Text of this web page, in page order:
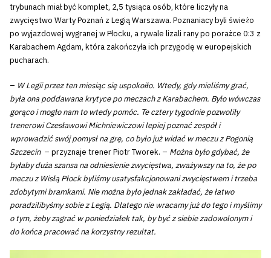
trybunach miał być komplet, 2,5 tysiąca osób, które liczyły na
zwycięstwo Warty Poznań z Legią Warszawa. Poznaniacy byli świeżo
po wyjazdowej wygranej w Płocku, a rywale lizali rany po porażce 0:3 z
Karabachem Agdam, która zakończyła ich przygodę w europejskich
pucharach.
– W Legii przez ten miesiąc się uspokoiło. Wtedy, gdy mieliśmy grać,
była ona poddawana krytyce po meczach z Karabachem. Było wówczas
gorąco i mogło nam to wtedy pomóc. Te cztery tygodnie pozwoliły
trenerowi Czesławowi Michniewiczowi lepiej poznać zespół i
wprowadzić swój pomysł na grę, co było już widać w meczu z Pogonią
Szczecin– przyznaje trener Piotr Tworek. – Można było gdybać, że
byłaby duża szansa na odniesienie zwycięstwa, zważywszy na to, że po
meczu z Wisłą Płock byliśmy usatysfakcjonowani zwycięstwem i trzeba
zdobytymi bramkami. Nie można było jednak zakładać, że łatwo
poradzilibyśmy sobie z Legią. Dlatego nie wracamy już do tego i myślimy
o tym, żeby zagrać w poniedziałek tak, by być z siebie zadowolonym i
do końca pracować na korzystny rezultat.